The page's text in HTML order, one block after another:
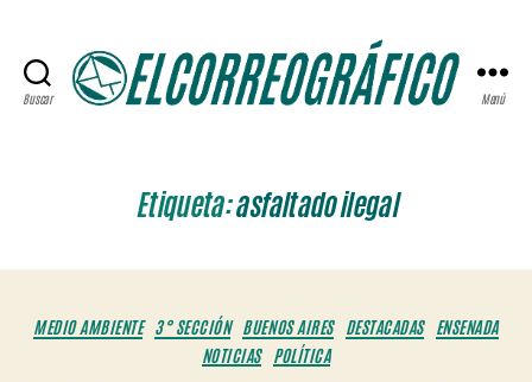
Buscar Menú
Etiqueta:asfaltado ilegal
Categorías
MEDIO AMBIENTE 3° SECCIÓN BUENOS AIRES DESTACADAS
ENSENADA
NOTICIAS
POLÍTICA